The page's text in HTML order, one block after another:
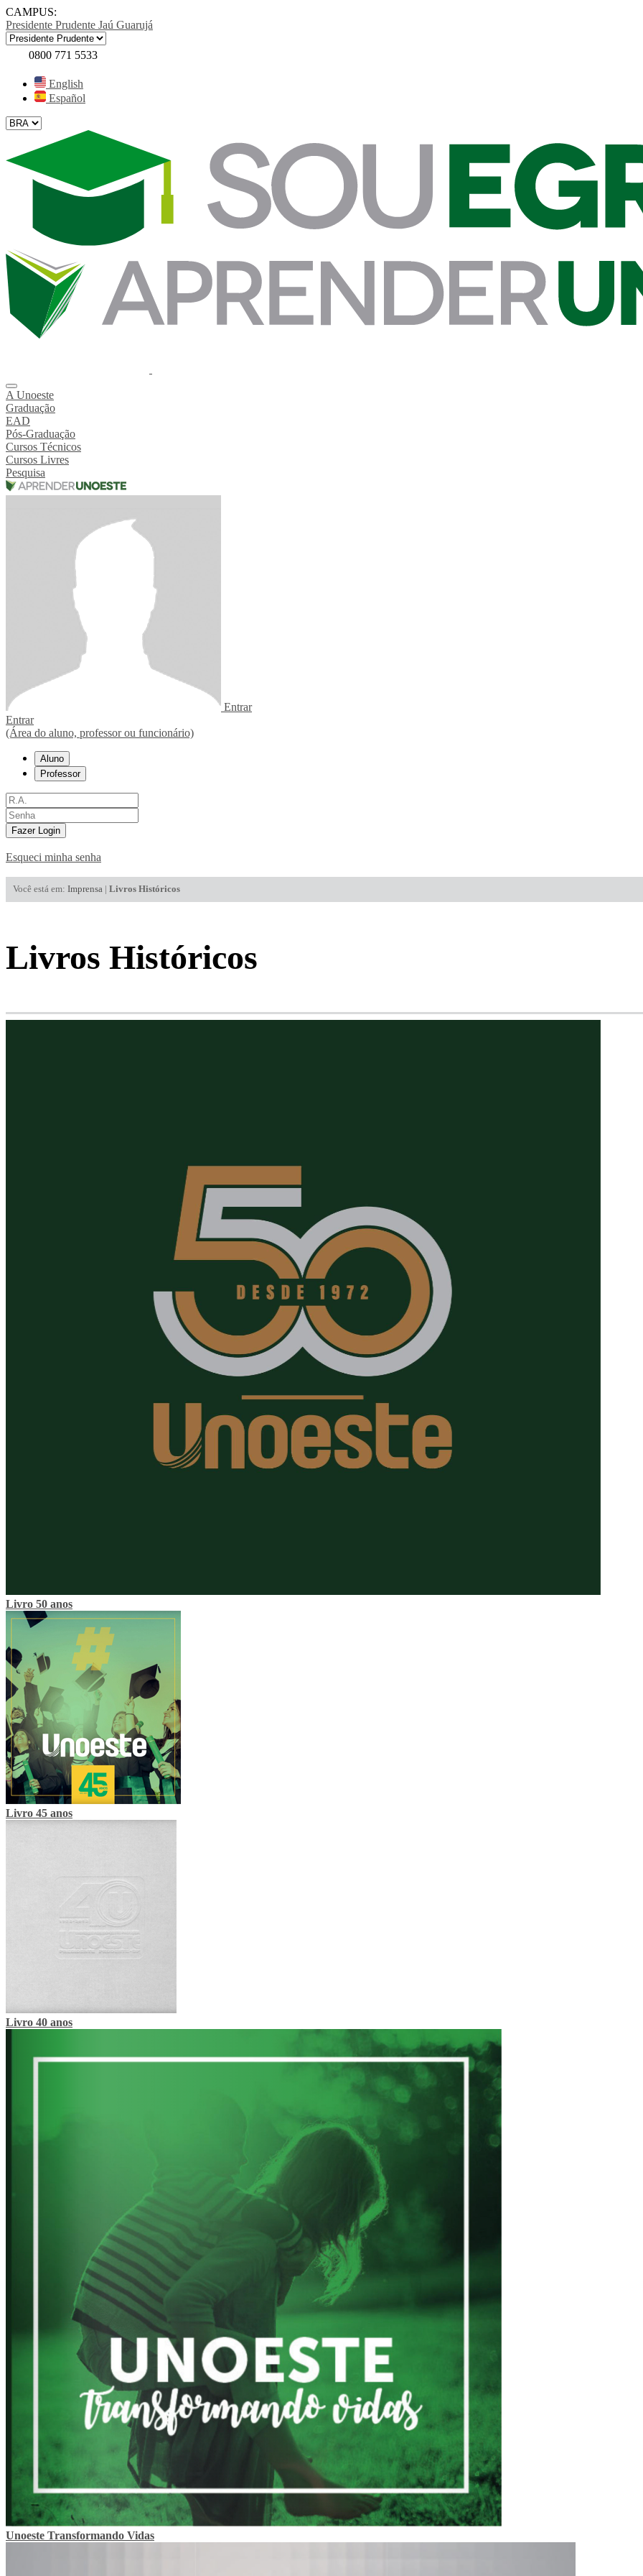
CAMPUS:
Presidente Prudente Jaú Guarujá
0800 771 5533
English
Español
A Unoeste
Graduação
EAD
Pós-Graduação
Cursos Técnicos
Cursos Livres
Pesquisa
Entrar
Entrar
(Área do aluno, professor ou funcionário)
Aluno
Professor
Fazer Login
Esqueci minha senha
Você está em: Imprensa | Livros Históricos
Livros Históricos
Livro 50 anos
Livro 45 anos
Livro 40 anos
Unoeste Transformando Vidas